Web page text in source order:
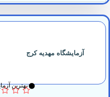
آزمایشگاه مهدیه کرج
بهترین آزمایشگاه یزد